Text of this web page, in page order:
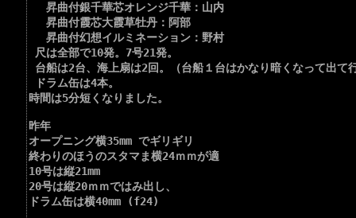
昇曲付銀千華芯オレンジ千華：山内
昇曲付霞芯大霞草牡丹：阿部
昇曲付幻想イルミネーション：野村
尺は全部で10発。7号21発。
台船は2台、海上扇は2回。（台船１台はかなり暗くなって出て
ドラム缶は4本。
時間は5分短くなりました。
昨年
オープニング横35mm でギリギリ
終わりのほうのスタマま横24ｍｍが適
10号は縦21mm
20号は縦20ｍｍではみ出し、
ドラム缶は横40mm (f24)